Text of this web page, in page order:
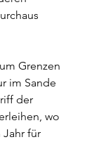
Grenzen
im Sande
der
wo
für